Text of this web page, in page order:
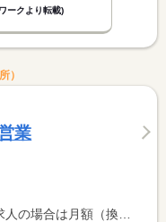
ークより転載)
）
業
求人の場合は時間額を表示しています。